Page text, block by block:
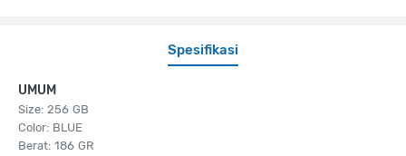
Spesifikasi
UMUM
Size: 256 GB
Color: BLUE
Berat: 186 GR